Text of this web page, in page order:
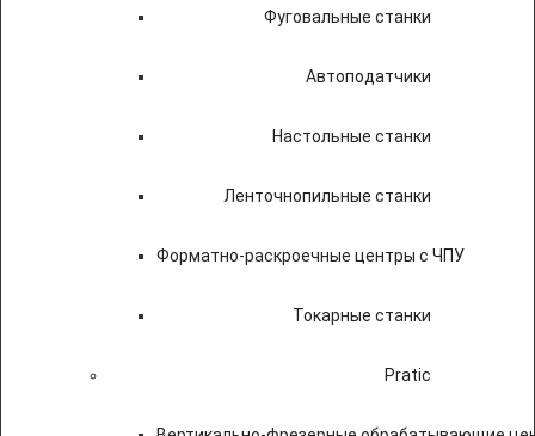
Фуговальные станки
Автоподатчики
Настольные станки
Ленточнопильные станки
Форматно-раскроечные центры с ЧПУ
Токарные станки
Pratic